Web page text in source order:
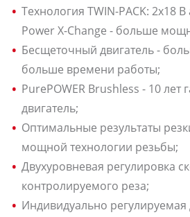
Технология TWIN-PACK: 2x18
Power X-Change - больше
Бесщеточный двигатель -
больше времени работы;
PurePOWER Brushless - 10 лет
двигатель;
Оптимальные результаты
мощной технологии резьбы;
Двухуровневая регулировка
контролируемого реза;
Индивидуально